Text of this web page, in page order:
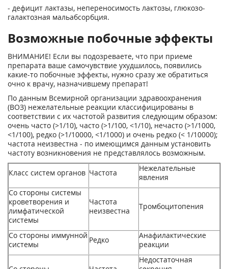
- дефицит лактазы, непереносимость лактозы, глюкозо-
галактозная мальабсорбция.
Возможные побочные эффекты
ВНИМАНИЕ! Если вы подозреваете, что при приеме
препарата ваше самочувствие ухудшилось, появились
какие-то побочные эффекты, нужно сразу же обратиться
очно к врачу, назначившему препарат!
По данным Всемирной организации здравоохранения
(ВОЗ) нежелательные реакции классифицированы в
соответствии с их частотой развития следующим образом:
очень часто (>1/10), часто (>1/100, <1/10), нечасто (>1/1000,
<1/100), редко (>1/10000, <1/1000) и очень редко (< 1/10000);
частота неизвестна - по имеющимся данным установить
частоту возникновения не представлялось возможным.
Класс систем органов Частота
Нежелательные
явления
Со стороны системы
кроветворения и
лимфатической
системы
Частота
неизвестна
Тромбоцитопения
Со стороны иммунной
системы
Редко
Анафилактические
реакции
Недостаточная